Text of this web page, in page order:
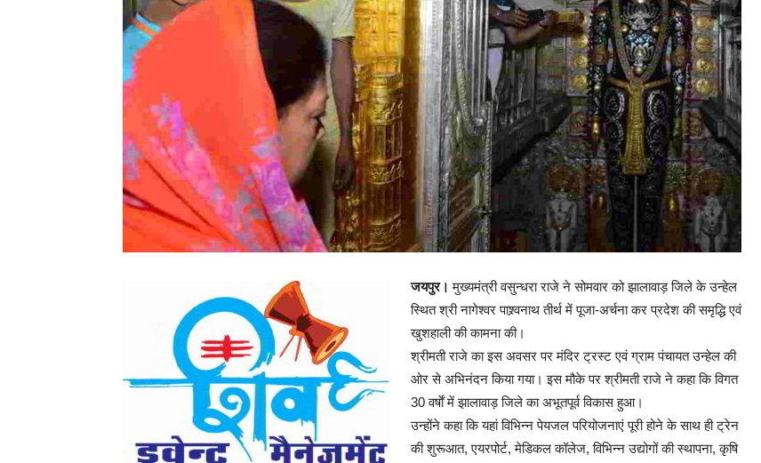
जयपुर। मुख्यमंत्री वसुन्धरा राजे ने सोमवार को झालावाड़ जिले के उन्हेल
स्थित श्री नागेश्वर पाश्र्वनाथ तीर्थ में पूजा-अर्चना कर प्रदेश की समृद्धि एवं
खुशहाली की कामना की।
श्रीमती राजे का इस अवसर पर मंदिर ट्रस्ट एवं ग्राम पंचायत उन्हेल की
ओर से अभिनंदन किया गया। इस मौके पर श्रीमती राजे ने कहा कि विगत
30 वर्षाें में झालावाड़ जिले का अभूतपूर्व विकास हुआ।
उन्होंने कहा कि यहां विभिन्न पेयजल परियोजनाएं पूरी होने के साथ ही ट्रेन
की शुरूआत, एयरपोर्ट, मेडिकल कॉलेज, विभिन्न उद्योगों की स्थापना, कृषि